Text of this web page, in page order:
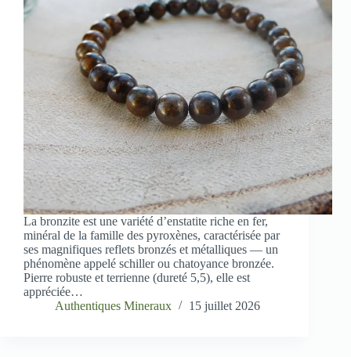
La bronzite est une variété d’enstatite riche en fer,
minéral de la famille des pyroxènes, caractérisée par
ses magnifiques reflets bronzés et métalliques — un
phénomène appelé schiller ou chatoyance bronzée.
Pierre robuste et terrienne (dureté 5,5), elle est
appréciée…
Authentiques Mineraux
15 juillet 2026